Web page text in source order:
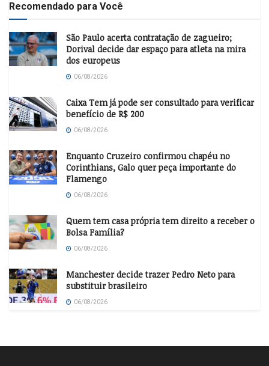
Recomendado para Você
São Paulo acerta contratação de zagueiro;
Dorival decide dar espaço para atleta na mira
dos europeus
06/08/2026
Caixa Tem já pode ser consultado para verificar
benefício de R$ 200
06/08/2026
Enquanto Cruzeiro confirmou chapéu no
Corinthians, Galo quer peça importante do
Flamengo
06/08/2026
Quem tem casa própria tem direito a receber o
Bolsa Família?
06/08/2026
Manchester decide trazer Pedro Neto para
substituir brasileiro
06/08/2026